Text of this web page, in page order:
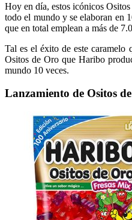
Hoy en día, estos icónicos
todo el mundo y se elaboran en
que en total emplean a más de
Tal es el éxito de este caramelo
Ositos de Oro que Haribo
mundo 10 veces.
Lanzamiento de Ositos